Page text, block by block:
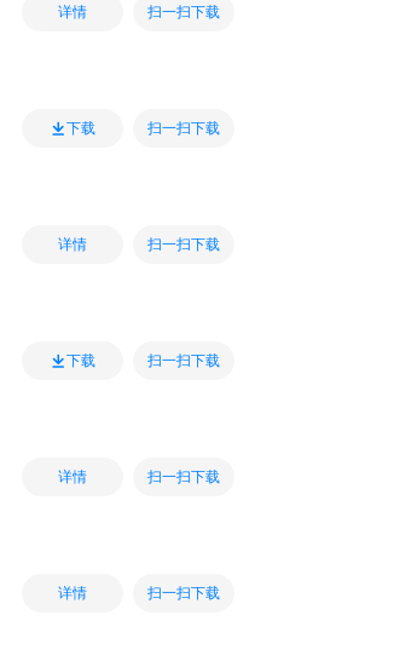
详情 扫一扫下载
下载 扫一扫下载
详情 扫一扫下载
下载 扫一扫下载
详情 扫一扫下载
详情 扫一扫下载